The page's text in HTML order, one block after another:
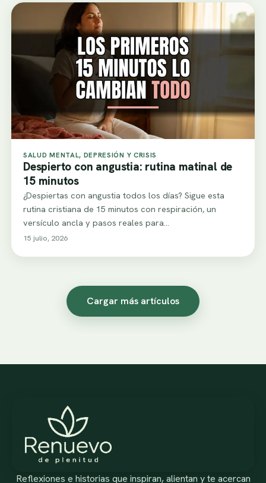
SALUD MENTAL, DEPRESIÓN Y CRISIS
Despierto con angustia: rutina matinal de
15 minutos
¿Despiertas con angustia todos los días? Sigue esta
rutina cristiana de 15 minutos con respiración, un
versículo ancla y pasos reales para…
15 julio, 2026
Cargar más artículos
Reflexiones e historias que inspiran, alientan y te acercan